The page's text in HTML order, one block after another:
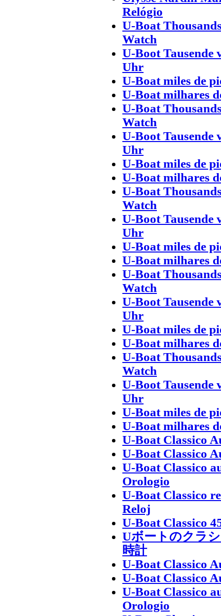
Relógio
U-Boat
Watch
U-Boot
Uhr
U-Boat miles de
U-Boat milhares
U-Boat
Watch
U-Boot
Uhr
U-Boat miles de
U-Boat milhares
U-Boat
Watch
U-Boot
Uhr
U-Boat miles de
U-Boat milhares
U-Boat
Watch
U-Boot
Uhr
U-Boat miles de
U-Boat milhares
U-Boat
Watch
U-Boot
Uhr
U-Boat miles de
U-Boat milhares
U-Boat Classico
U-Boat Classico
U-Boat Classico
Orologio
U-Boat Classico
Reloj
U-Boat Classico
Uボートのクラ
時計
U-Boat Classico
U-Boat Classico
U-Boat Classico
Orologio